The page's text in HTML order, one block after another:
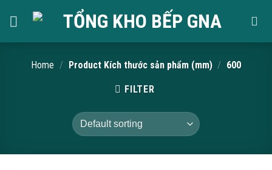
Home / Product Kích thước sản phẩm (mm) / 600
FILTER